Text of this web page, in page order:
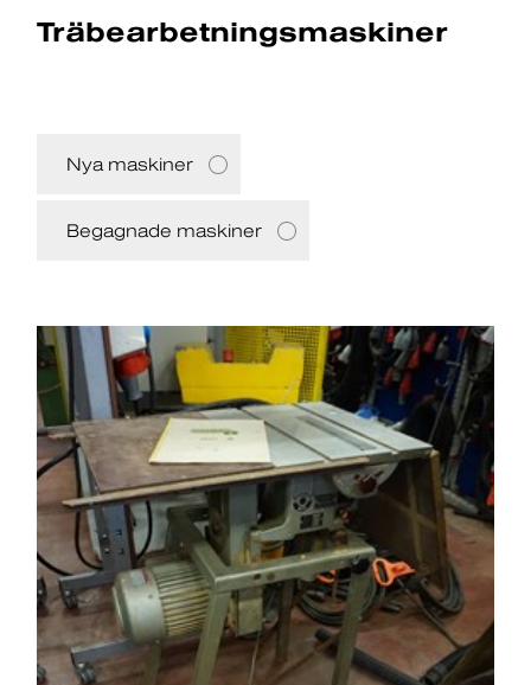
Träbearbetningsmaskiner
Nya maskiner
Begagnade maskiner